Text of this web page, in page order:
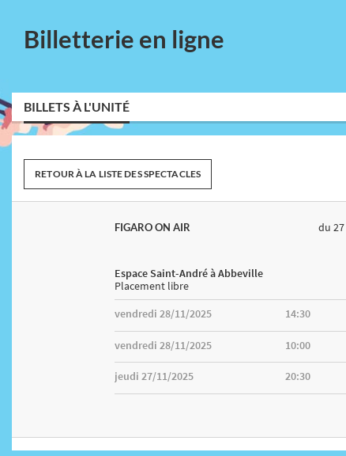
Billetterie en ligne
BILLETS À L'UNITÉ
RETOUR À LA LISTE DES SPECTACLES
FIGARO ON AIR du 27
Espace Saint-André à Abbeville
Placement libre
vendredi 28/11/2025
14:30
vendredi 28/11/2025 10:00
jeudi 27/11/2025 20:30